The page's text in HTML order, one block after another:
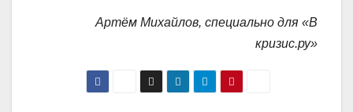
Артём Михайлов, специально для «В
кризис.ру»